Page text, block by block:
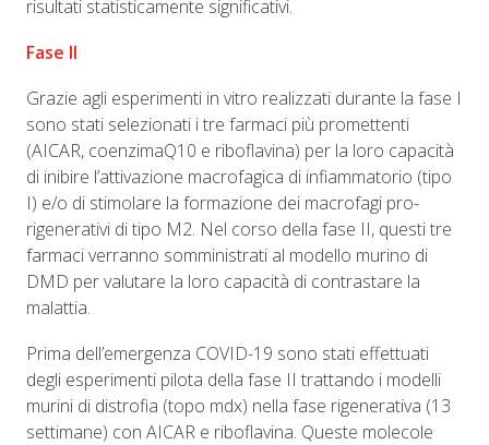
risultati statisticamente significativi.
Fase II
Grazie agli esperimenti in vitro realizzati durante la fase I
sono stati selezionati i tre farmaci più promettenti
(AICAR, coenzimaQ10 e riboflavina) per la loro capacità
di inibire l’attivazione macrofagica di infiammatorio (tipo
I) e/o di stimolare la formazione dei macrofagi pro-
rigenerativi di tipo M2. Nel corso della fase II, questi tre
farmaci verranno somministrati al modello murino di
DMD per valutare la loro capacità di contrastare la
malattia.
Prima dell’emergenza COVID-19 sono stati effettuati
degli esperimenti pilota della fase II trattando i modelli
murini di distrofia (topo mdx) nella fase rigenerativa (13
settimane) con AICAR e riboflavina. Queste molecole